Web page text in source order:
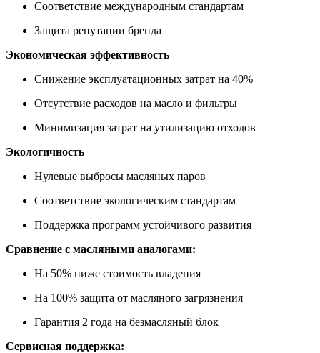
Соответствие международным стандартам
Защита репутации бренда
Экономическая эффективность
Снижение эксплуатационных затрат на 40%
Отсутствие расходов на масло и фильтры
Минимизация затрат на утилизацию отходов
Экологичность
Нулевые выбросы масляных паров
Соответствие экологическим стандартам
Поддержка программ устойчивого развития
Сравнение с масляными аналогами:
На 50% ниже стоимость владения
На 100% защита от масляного загрязнения
Гарантия 2 года на безмасляный блок
Сервисная поддержка: